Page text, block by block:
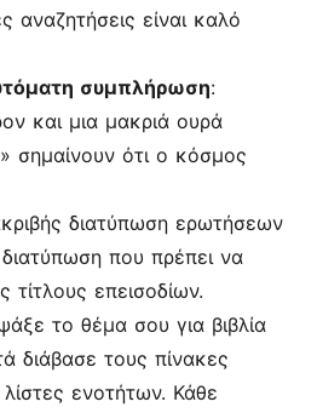
αναζητήσεις είναι καλό
συμπλήρωση:
και μια μακριά ουρά
ότι ο κόσμος
διατύπωση ερωτήσεων
που πρέπει να
τίτλους επεισοδίων.
το θέμα σου για βιβλία
διάβασε τους πίνακες
ενοτήτων. Κάθε